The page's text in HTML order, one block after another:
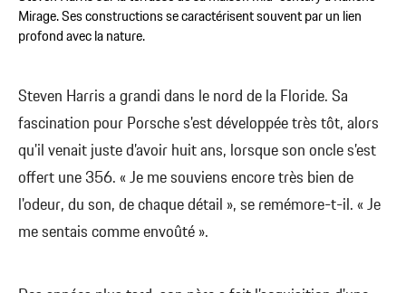
Mirage. Ses constructions se caractérisent souvent par un lien
profond avec la nature.
Steven Harris a grandi dans le nord de la Floride. Sa
fascination pour Porsche s'est développée très tôt, alors
qu'il venait juste d’avoir huit ans, lorsque son oncle s’est
offert une 356. « Je me souviens encore très bien de
l'odeur, du son, de chaque détail », se remémore-t-il. « Je
me sentais comme envoûté ».